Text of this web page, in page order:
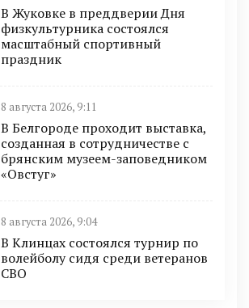
В Жуковке в преддверии Дня
физкультурника состоялся
масштабный спортивный
праздник
8 августа 2026, 9:11
В Белгороде проходит выставка,
созданная в сотрудничестве с
брянским музеем-заповедником
«Овстуг»
8 августа 2026, 9:04
В Клинцах состоялся турнир по
волейболу сидя среди ветеранов
СВО